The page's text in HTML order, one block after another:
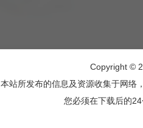
Copyright ©
本站所发布的信息及资源收集于网络
您必须在下载后的